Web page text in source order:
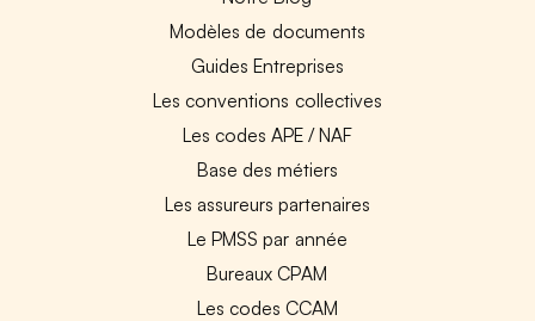
Modèles de documents
Guides Entreprises
Les conventions collectives
Les codes APE / NAF
Base des métiers
Les assureurs partenaires
Le PMSS par année
Bureaux CPAM
Les codes CCAM